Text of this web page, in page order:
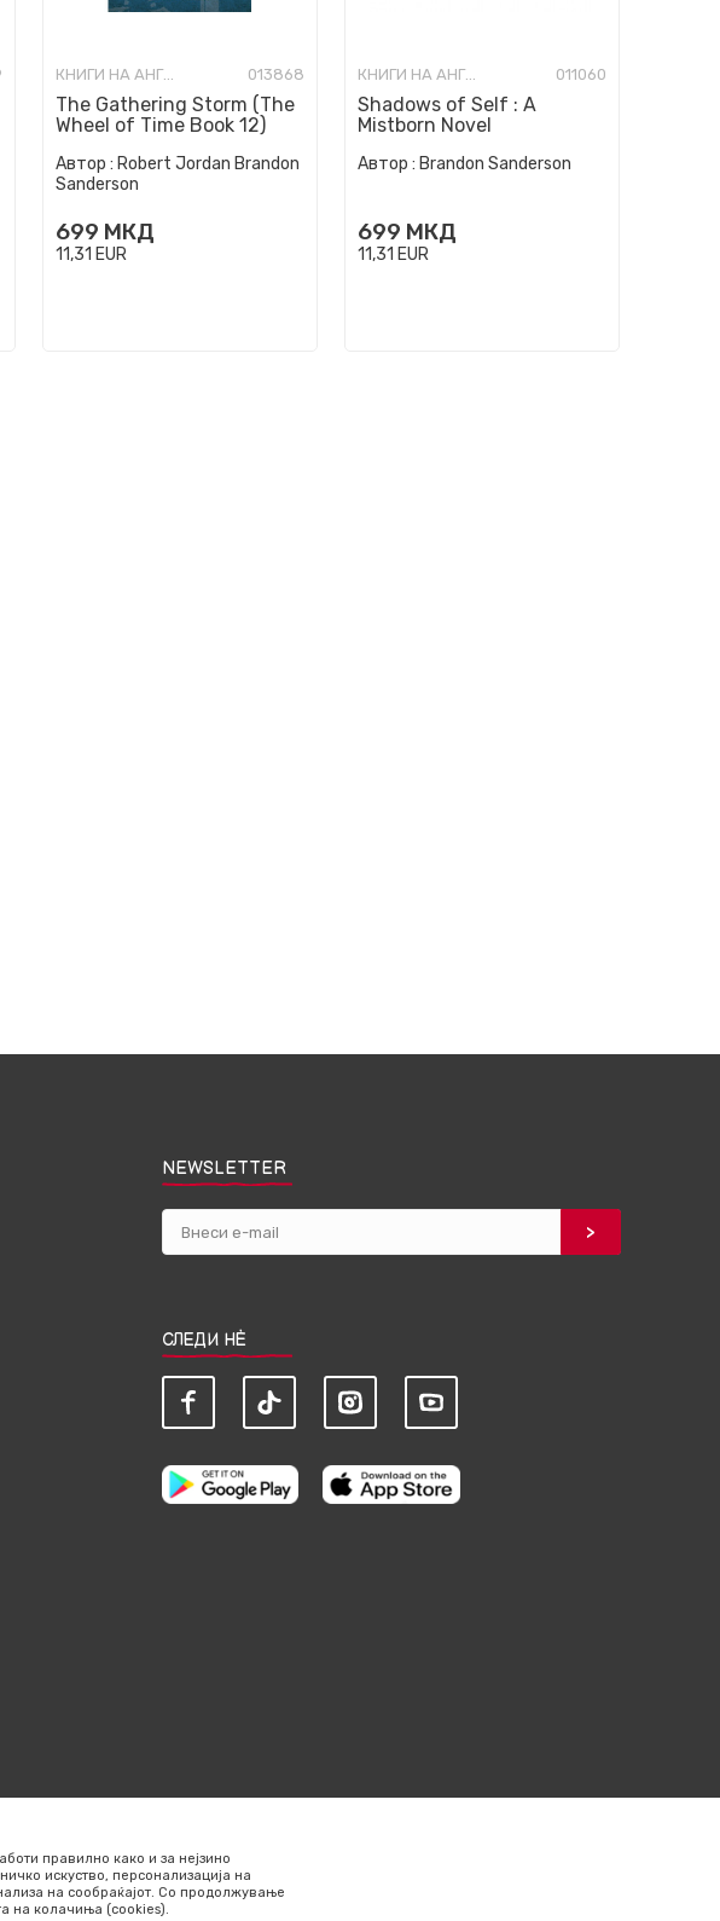
КНИГИ НА АНГЛИСКИ ЈАЗИК 013868
The Gathering Storm (The
Wheel of Time Book 12)
Автор : Robert Jordan Brandon
Sanderson
699 МКД
11,31 EUR
КНИГИ НА АНГЛИСКИ ЈАЗИК 011060
Shadows of Self : A
Mistborn Novel
Автор : Brandon Sanderson
699 МКД
11,31 EUR
NEWSLETTER
СЛЕДИ НЀ
правилно како и за нејзино
искуство, персонализација на
на сообраќајот. Со продолжување
на колачиња (cookies).